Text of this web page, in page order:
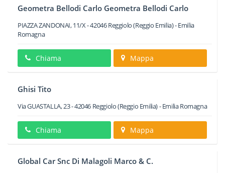
Geometra Bellodi Carlo Geometra Bellodi Carlo
PIAZZA ZANDONAI, 11/X-42046Reggiolo(Reggio Emilia) -Emilia
Romagna
Chiama Mappa
Ghisi Tito
Via GUASTALLA, 23-42046 Reggiolo(Reggio Emilia) -Emilia Romagna
Chiama Mappa
Global Car Snc Di Malagoli Marco & C.